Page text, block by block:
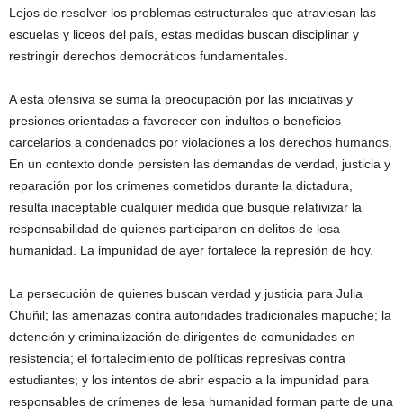
Lejos de resolver los problemas estructurales que atraviesan las
escuelas y liceos del país, estas medidas buscan disciplinar y
restringir derechos democráticos fundamentales.
A esta ofensiva se suma la preocupación por las iniciativas y
presiones orientadas a favorecer con indultos o beneficios
carcelarios a condenados por violaciones a los derechos humanos.
En un contexto donde persisten las demandas de verdad, justicia y
reparación por los crímenes cometidos durante la dictadura,
resulta inaceptable cualquier medida que busque relativizar la
responsabilidad de quienes participaron en delitos de lesa
humanidad. La impunidad de ayer fortalece la represión de hoy.
La persecución de quienes buscan verdad y justicia para Julia
Chuñil; las amenazas contra autoridades tradicionales mapuche; la
detención y criminalización de dirigentes de comunidades en
resistencia; el fortalecimiento de políticas represivas contra
estudiantes; y los intentos de abrir espacio a la impunidad para
responsables de crímenes de lesa humanidad forman parte de una